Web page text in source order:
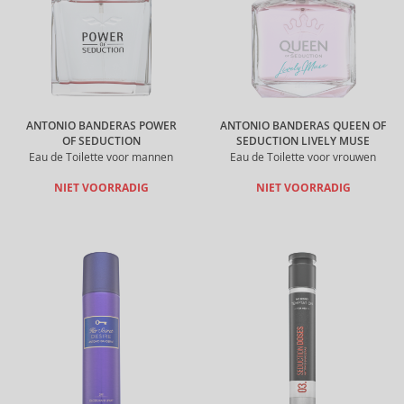
ANTONIO BANDERAS POWER
OF SEDUCTION
Eau de Toilette voor mannen
NIET VOORRADIG
ANTONIO BANDERAS QUEEN OF
SEDUCTION LIVELY MUSE
Eau de Toilette voor vrouwen
NIET VOORRADIG